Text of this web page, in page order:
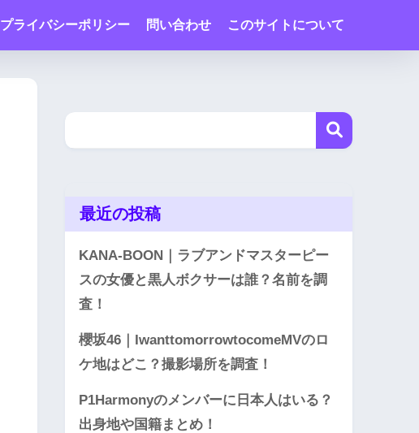
プライバシーポリシー 問い合わせ このサイトについて
最近の投稿
KANA-BOON｜ラブアンドマスターピー
スの女優と黒人ボクサーは誰？名前を調
査！
櫻坂46｜IwanttomorrowtocomeMVのロ
ケ地はどこ？撮影場所を調査！
P1Harmonyのメンバーに日本人はいる？
出身地や国籍まとめ！